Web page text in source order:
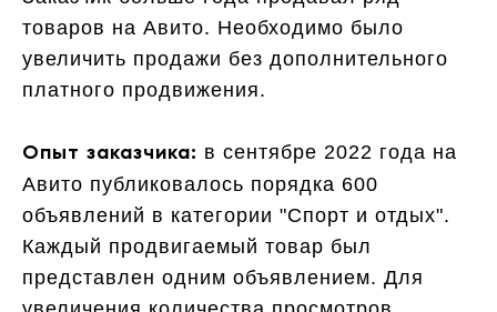
товаров на Авито. Необходимо было
увеличить продажи без дополнительного
платного продвижения.
Опыт заказчика: в сентябре 2022 года на
Авито публиковалось порядка 600
объявлений в категории "Спорт и отдых".
Каждый продвигаемый товар был
представлен одним объявлением. Для